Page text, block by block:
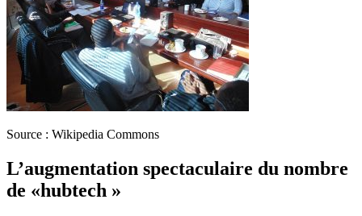
Source : Wikipedia Commons
L’augmentation spectaculaire du nombre
de «hubtech »